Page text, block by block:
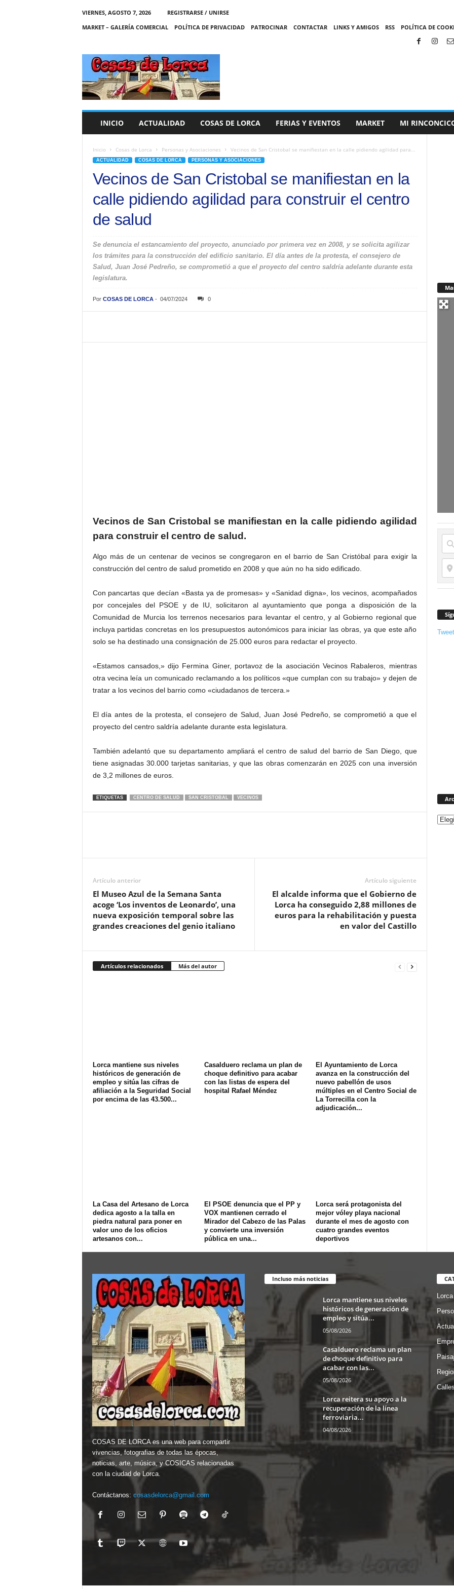
VIERNES, AGOSTO 7, 2026
REGISTRARSE / UNIRSE
MARKET – GALERÍA COMERCIAL
POLÍTICA DE PRIVACIDAD PATROCINAR CONTACTAR LINKS Y AMIGOS RSS POLÍTICA DE
C
A
S
INICIO ACTUALIDAD COSAS DE LORCA FERIAS Y EVENTOS MARKET MI
Inicio Cosas de Lorca Personas y Asociaciones Vecinos de San Cristobal se manifiestan en la calle pidiendo agilidad para...
ACTUALIDAD COSAS DE LORCA PERSONAS Y ASOCIACIONES
Vecinos de San Cristobal se manifiestan en la
calle pidiendo agilidad para construir el centro
de salud
Se denuncia el estancamiento del proyecto, anunciado por primera vez en 2008, y se solicita agilizar
los trámites para la construcción del edificio sanitario. El día antes de la protesta, el consejero de
Salud, Juan José Pedreño, se comprometió a que el proyecto del centro saldría adelante durante esta
legislatura.
Por COSAS DE LORCA- 04/07/2024 0
Vecinos de San Cristobal se manifiestan en la calle pidiendo agilidad
para construir el centro de salud.
Algo más de un centenar de vecinos se congregaron en el barrio de San Cristóbal para exigir la
construcción del centro de salud prometido en 2008 y que aún no ha sido edificado.
Con pancartas que decían «Basta ya de promesas» y «Sanidad digna», los vecinos, acompañados
por concejales del PSOE y de IU, solicitaron al ayuntamiento que ponga a disposición de la
Comunidad de Murcia los terrenos necesarios para levantar el centro, y al Gobierno regional que
incluya partidas concretas en los presupuestos autonómicos para iniciar las obras, ya que este año
solo se ha destinado una consignación de 25.000 euros para redactar el proyecto.
«Estamos cansados,» dijo Fermina Giner, portavoz de la asociación Vecinos Rabaleros, mientras
otra vecina leía un comunicado reclamando a los políticos «que cumplan con su trabajo» y dejen de
tratar a los vecinos del barrio como «ciudadanos de tercera.»
El día antes de la protesta, el consejero de Salud, Juan José Pedreño, se comprometió a que el
proyecto del centro saldría adelante durante esta legislatura.
También adelantó que su departamento ampliará el centro de salud del barrio de San Diego, que
tiene asignadas 30.000 tarjetas sanitarias, y que las obras comenzarán en 2025 con una inversión
de 3,2 millones de euros.
ETIQUETAS CENTRO DE SALUD SAN CRISTOBAL VECINOS
Artículo anterior
El Museo Azul de la Semana Santa
acoge ‘Los inventos de Leonardo’, una
nueva exposición temporal sobre las
grandes creaciones del genio italiano
Artículo siguiente
El alcalde informa que el Gobierno de
Lorca ha conseguido 2,88 millones de
euros para la rehabilitación y puesta
en valor del Castillo
Artículos relacionados Más del autor
Lorca mantiene sus niveles
históricos de generación de
empleo y sitúa las cifras de
afiliación a la Seguridad Social
por encima de las 43.500...
Casalduero reclama un plan de
choque definitivo para acabar
con las listas de espera del
hospital Rafael Méndez
El Ayuntamiento de Lorca
avanza en la construcción del
nuevo pabellón de usos
múltiples en el Centro Social de
La Torrecilla con la
adjudicación...
La Casa del Artesano de Lorca
dedica agosto a la talla en
piedra natural para poner en
valor uno de los oficios
artesanos con...
El PSOE denuncia que el PP y
VOX mantienen cerrado el
Mirador del Cabezo de las Palas
y convierte una inversión
pública en una...
Lorca será protagonista del
mejor vóley playa nacional
durante el mes de agosto con
cuatro grandes eventos
deportivos
COSAS DE LORCA es una web para compartir
vivencias, fotografias de todas las épocas,
noticias, arte, música, y COSICAS relacionadas
con la ciudad de Lorca.
Contáctanos: cosasdelorca@gmail.com
Incluso más noticias
Lorca mantiene sus niveles
históricos de generación de
empleo y sitúa...
05/08/2026
Casalduero reclama un plan
de choque definitivo para
acabar con las...
05/08/2026
Lorca reitera su apoyo a la
recuperación de la línea
ferroviaria...
04/08/2026
Lorca